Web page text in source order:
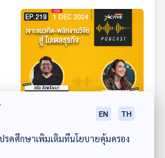
32:24
EP. 219: เจาะแนวคิด-พลิก
EN TH
รดศึกษาเพิ่มเติมที่นโยบายคุ้มครอง